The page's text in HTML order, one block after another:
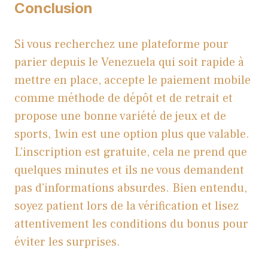
Conclusion
Si vous recherchez une plateforme pour
parier depuis le Venezuela qui soit rapide à
mettre en place, accepte le paiement mobile
comme méthode de dépôt et de retrait et
propose une bonne variété de jeux et de
sports, 1win est une option plus que valable.
L’inscription est gratuite, cela ne prend que
quelques minutes et ils ne vous demandent
pas d’informations absurdes. Bien entendu,
soyez patient lors de la vérification et lisez
attentivement les conditions du bonus pour
éviter les surprises.